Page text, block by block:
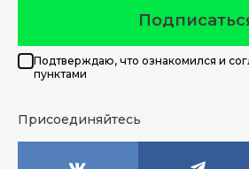
Подтверждаю, что ознакомился и
пунктами
Присоединяйтесь